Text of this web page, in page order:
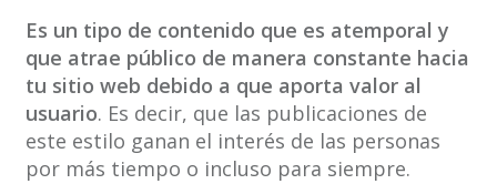
Es un tipo de contenido que es atemporal y
que atrae público de manera constante hacia
tu sitio web debido a que aporta valor al
usuario. Es decir, que las publicaciones de
este estilo ganan el interés de las personas
por más tiempo o incluso para siempre.